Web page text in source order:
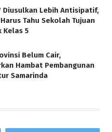
Diusulkan Lebih Antisipatif,
Tahu Sekolah Tujuan
Kelas 5
Belum Cair,
Hambat Pembangunan
Samarinda